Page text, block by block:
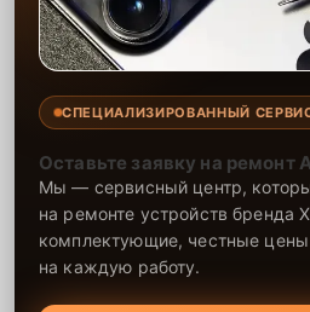
СПЕЦИАЛИЗИРОВАННЫЙ
Оставьте заявку на ремонт
Мы — сервисный центр,
на ремонте устройств бренда
комплектующие, честные цены
на каждую работу.